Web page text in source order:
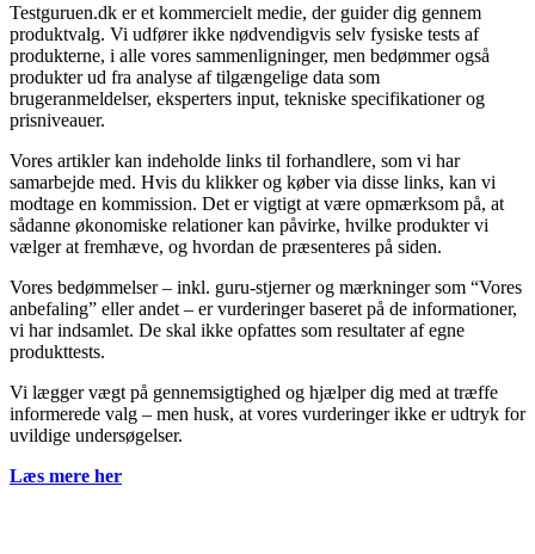
⁦Testguruen.dk⁩ er et kommercielt medie, der guider dig gennem
produktvalg. Vi udfører ikke nødvendigvis selv fysiske tests af
produkterne, i alle vores sammenligninger, men bedømmer også
produkter ud fra analyse af tilgængelige data som
brugeranmeldelser, eksperters input, tekniske specifikationer og
prisniveauer.
Vores artikler kan indeholde links til forhandlere, som vi har
samarbejde med. Hvis du klikker og køber via disse links, kan vi
modtage en kommission. Det er vigtigt at være opmærksom på, at
sådanne økonomiske relationer kan påvirke, hvilke produkter vi
vælger at fremhæve, og hvordan de præsenteres på siden.
Vores bedømmelser – inkl. guru-stjerner og mærkninger som “Vores
anbefaling” eller andet – er vurderinger baseret på de informationer,
vi har indsamlet. De skal ikke opfattes som resultater af egne
produkttests.
Vi lægger vægt på gennemsigtighed og hjælper dig med at træffe
informerede valg – men husk, at vores vurderinger ikke er udtryk for
uvildige undersøgelser.
Læs mere her